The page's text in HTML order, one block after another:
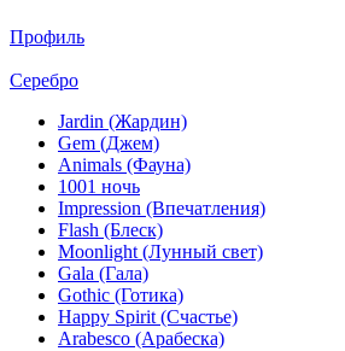
Профиль
Серебро
Jardin (Жардин)
Gem (Джем)
Animals (Фауна)
1001 ночь
Impression (Впечатления)
Flash (Блеск)
Moonlight (Лунный свет)
Gala (Гала)
Gothic (Готика)
Happy Spirit (Счастье)
Arabesco (Арабеска)